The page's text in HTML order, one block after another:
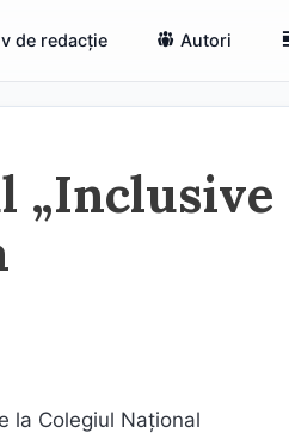
de redacție Autori
„Inclusive
la Colegiul Național